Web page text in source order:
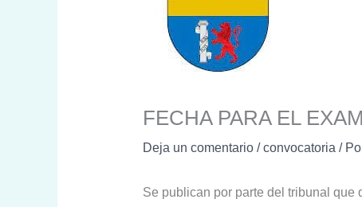
FECHA PARA EL
Deja un comentario / convocatoria/
Se publican por parte del tribunal que